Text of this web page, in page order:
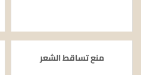
منع تساقط الشعر